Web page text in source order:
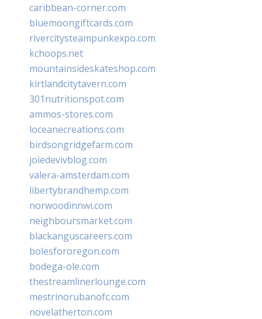
caribbean-corner.com
bluemoongiftcards.com
rivercitysteampunkexpo.com
kchoops.net
mountainsideskateshop.com
kirtlandcitytavern.com
301nutritionspot.com
ammos-stores.com
loceanecreations.com
birdsongridgefarm.com
joiedevivblog.com
valera-amsterdam.com
libertybrandhemp.com
norwoodinnwi.com
neighboursmarket.com
blackanguscareers.com
bolesfororegon.com
bodega-ole.com
thestreamlinerlounge.com
mestrinorubanofc.com
novelatherton.com